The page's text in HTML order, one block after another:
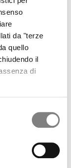
da "terze
quello
il
di
SISTEMA